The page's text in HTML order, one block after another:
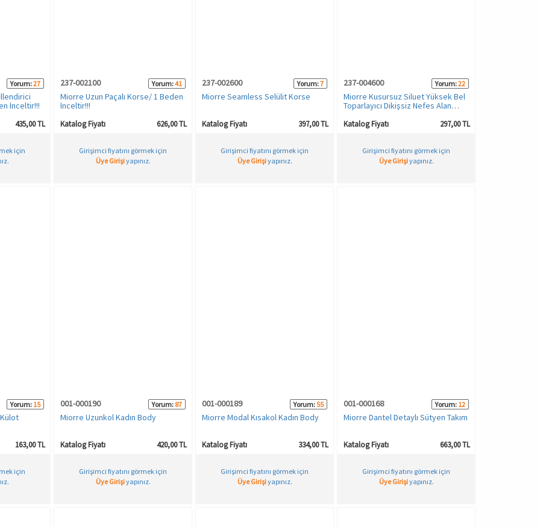
Yorum:27
İnceltir!!!
435,00 TL
için
237-002100 Yorum:41
Miorre Uzun Paçalı Korse/ 1 Beden
İnceltir!!!
Katalog Fiyatı 626,00 TL
Girişimci fiyatını görmek için
Üye Girişiyapınız.
237-002600 Yorum:7
Miorre Seamless Selülit Korse
Katalog Fiyatı 397,00 TL
Girişimci fiyatını görmek için
Üye Girişiyapınız.
237-004600 Yorum:22
Miorre Kusursuz Siluet Yüksek Bel
Toparlayıcı Dikişsiz Nefes Alan
Katalog Fiyatı 297,00 TL
Girişimci fiyatını görmek için
Üye Girişiyapınız.
Yorum: 15
163,00 TL
için
001-000190 Yorum: 87
Miorre Uzunkol Kadın Body
Katalog Fiyatı 420,00 TL
Girişimci fiyatını görmek için
Üye Girişiyapınız.
001-000189 Yorum:55
Miorre Modal Kısakol Kadın Body
Katalog Fiyatı 334,00 TL
Girişimci fiyatını görmek için
Üye Girişiyapınız.
001-000168 Yorum: 12
Miorre Dantel Detaylı Sütyen Takım
Katalog Fiyatı 663,00 TL
Girişimci fiyatını görmek için
Üye Girişiyapınız.